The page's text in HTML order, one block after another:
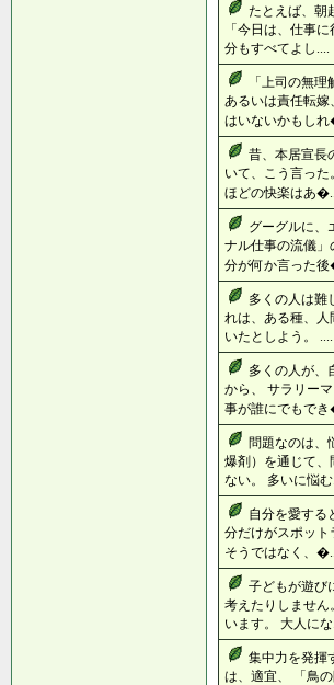
たとえば、朝
「今日は、仕事
分もすべてよし....
「上司の無
あるいは責任転
はいないかもし
昔、本居宣長
いて、こう言っ
ほどの快楽はあ
グーグルに、
ナル仕事の流儀
分が何か言った
多くの人は難
れは、ある種、
いたとしよう。 ....
多くの人が、
から、 サラリー
事が誰にでもで
問題なのは、
爆剤）を通じて
ない。 多いに悩む
自分を愛する
分だけがスポッ
そうではなく、
子どもが遊び
考えたりしませ
います。 大人にな
集中力を発揮
は、適宜、 「鳥